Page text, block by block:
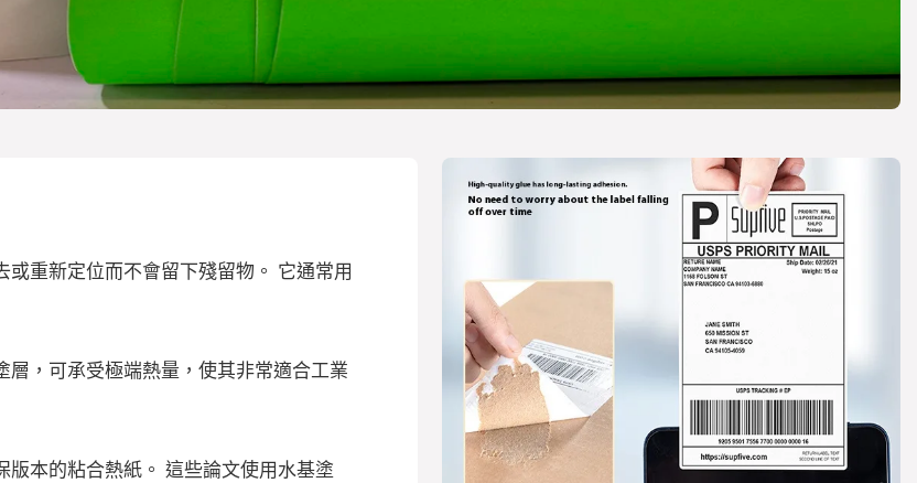
重新定位而不會留下殘留物。 它通常用
，可承受極端熱量，使其非常適合工業
版本的粘合熱紙。 這些論文使用水基塗